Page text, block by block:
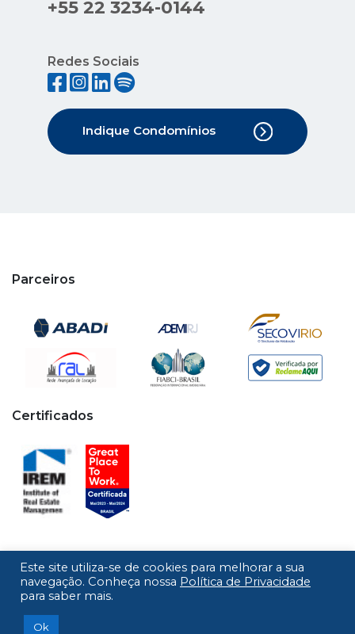
+55 22 3234-0144
Redes Sociais
Indique Condomínios
Parceiros
Certificados
Copyright © 2020 - 2026 Cipa. Todos os direitos
reservados.
Este site utiliza-se de cookies para melhorar a sua
navegação. Conheça nossa Política de Privacidade
para saber mais.
Ok